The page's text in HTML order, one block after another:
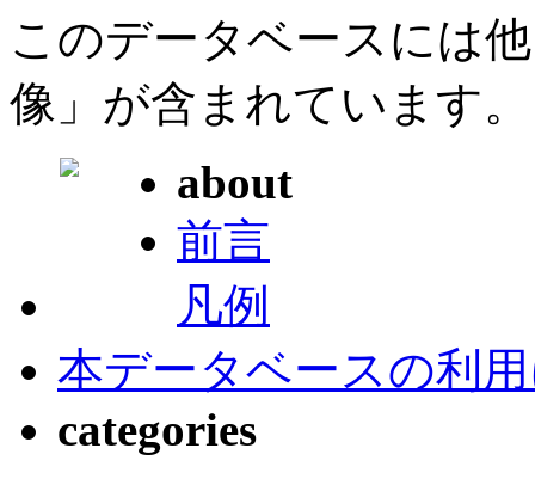
このデータベースには
像」が含まれています。
about
前言
凡例
本データベースの利
categories